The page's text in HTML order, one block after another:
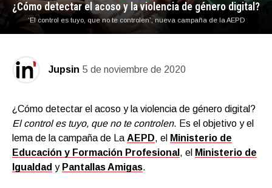
¿Cómo detectar el acoso y la violencia de género digital?
‘El control es tuyo, que no te controlen’, nueva campaña de la AEPD
Jupsin 5 de noviembre de 2020
¿Cómo detectar el acoso y la violencia de género digital?
El control es tuyo, que no te controlen. Es el objetivo y el
lema de la campaña de La AEPD, el Ministerio de
Educación y Formación Profesional , el Ministerio de
Igualdad y Pantallas Amigas.